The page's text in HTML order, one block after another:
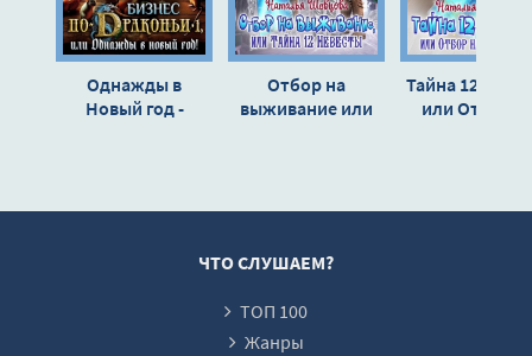
Глава_15
Глава_16
Глава_17
Глава_20
Однажды в
Новый год -
Отбор на
выживание или
Тайна 12
или Отбор
ЧТО СЛУШАЕМ?
ТОП 100
Жанры